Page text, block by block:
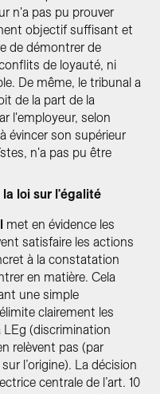
n'a pas pu prouver
objectif suffisant et
de démontrer de
de loyauté, ni
De même, le tribunal a
de la part de la
l'employeur, selon
évincer son supérieur
n'a pas pu être
la loi sur l'égalité
met en évidence les
satisfaire les actions
à la constatation
en matière. Cela
une simple
clairement les
(discrimination
relèvent pas (par
l’origine). La décision
centrale de l’art. 10